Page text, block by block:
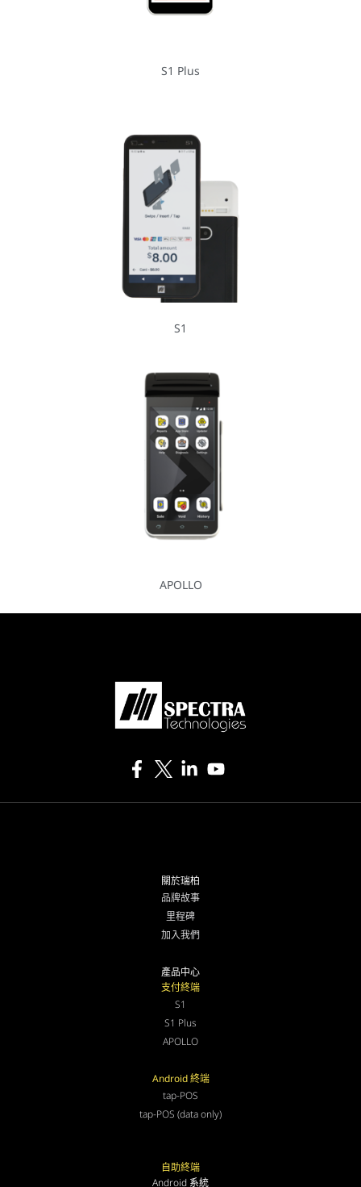
S1 Plus
S1
APOLLO
關於瑞柏
品牌故事
里程碑
加入我們
產品中心
支付終端
S1
S1 Plus
APOLLO
Android 終端
tap-POS
tap-POS (data only)
自助終端
Android 系統